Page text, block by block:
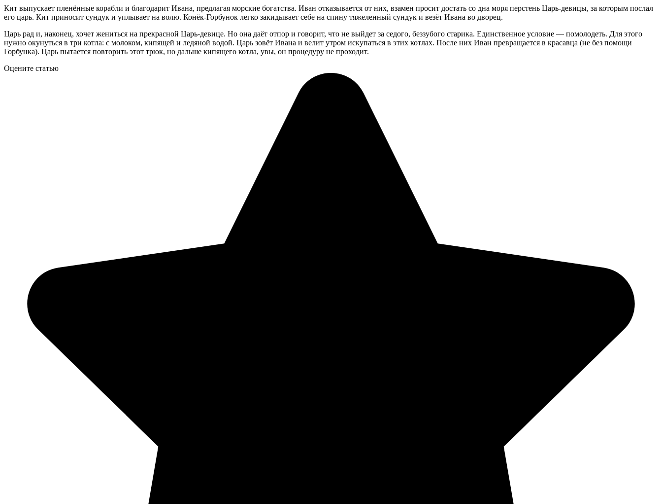
Кит выпускает пленённые корабли и благодарит Ивана, предлагая морские богатства. Иван отказывается от них, взамен просит достать со дна моря перстень Царь-девицы, за которым послал
его царь. Кит приносит сундук и уплывает на волю. Конёк-Горбунок легко закидывает себе на спину тяжеленный сундук и везёт Ивана во дворец.
Царь рад и, наконец, хочет жениться на прекрасной Царь-девице. Но она даёт отпор и говорит, что не выйдет за седого, беззубого старика. Единственное условие — помолодеть. Для этого
нужно окунуться в три котла: с молоком, кипящей и ледяной водой. Царь зовёт Ивана и велит утром искупаться в этих котлах. После них Иван превращается в красавца (не без помощи
Горбунка). Царь пытается повторить этот трюк, но дальше кипящего котла, увы, он процедуру не проходит.
Оцените статью